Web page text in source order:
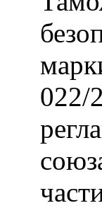
022/